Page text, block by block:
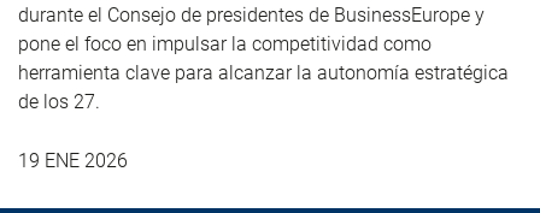
durante el Consejo de presidentes de BusinessEurope y
pone el foco en impulsar la competitividad como
herramienta clave para alcanzar la autonomía estratégica
de los 27.
19 ENE 2026